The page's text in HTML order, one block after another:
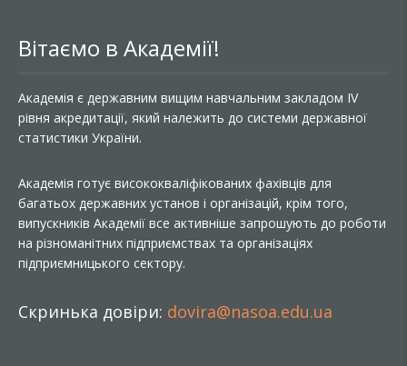
Вітаємо в Академії!
Академія є державним вищим навчальним закладом IV
рівня акредитації, який належить до системи державної
статистики України.
Академія готує висококваліфікованих фахівців для
багатьох державних установ і організацій, крім того,
випускників Академії все активніше запрошують до роботи
на різноманітних підприємствах та організаціях
підприємницького сектору.
Скринька довіри: dovira@nasoa.edu.ua